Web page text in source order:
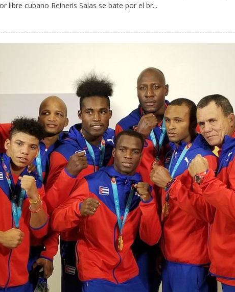
libre cubano Reineris Salas se bate por el br...